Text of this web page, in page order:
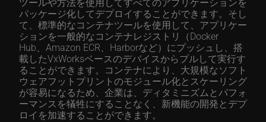
パッケージ化してデプロイすることができます。そし
て、標準的なコンテナツールを使用して、アプリケー
ションを一般的なコンテナレジストリ（Docker
Hub、Amazon ECR、Harborなど）にプッシュし、搭
載したVxWorksベースのデバイスからプルして実行す
ることができます。コンテナにより、大規模なソフト
ウェアフットプリントのモジュール化とスケーリング
が容易になるため、企業は、ディタミニズムとパフォ
ーマンスを犠牲にすることなく、新機能の開発とデプ
ロイを加速することができます。